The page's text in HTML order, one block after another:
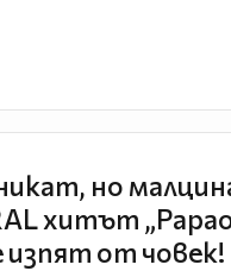
но
хитът
от човек!